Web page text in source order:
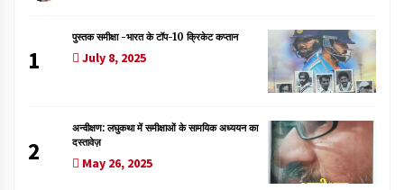
1
पुस्तक समीक्षा -भारत के टॉप-10 क्रिकेट कप्तान
July 8, 2025
2
अन्वीक्षण: लघुकथा में समीक्षाओं के सामयिक अध्ययन का
दस्तावेज़
May 26, 2025